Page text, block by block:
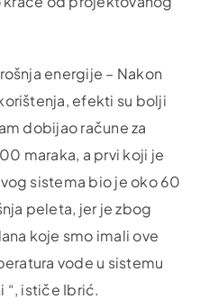
energije – Nakon
efekti su bolji
dobijao račune za
maraka, a prvi koji je
sistema bio je oko 60
peleta, jer je zbog
koje smo imali ove
vode u sistemu
ističe Ibrić.